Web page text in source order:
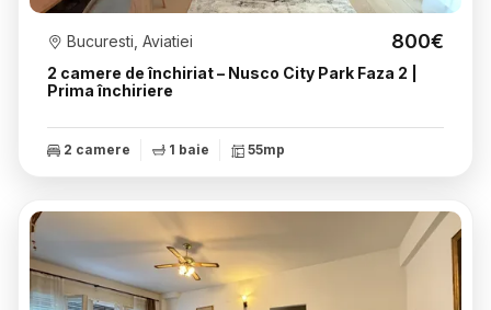
2 camere de închiriat – Nusco City Park Faza 2 |
Prima închiriere
Bucuresti, Aviatiei 800€
2 camere 1 baie 55mp